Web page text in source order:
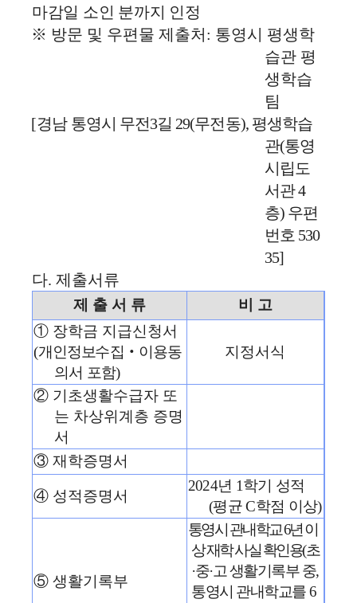
마감일 소인 분까지 인정
※ 방문 및 우편물 제출처 : 통영시 평생학
습관 평
생학습
팀
[경남 통영시 무전3길 29(무전동), 평생학습
관(통영
시립도
서관4
층) 우편
번호 530
35]
다. 제출서류
제 출 서 류
비 고
① 장학금 지급신청서
(개인정보수집 ‧ 이용동
의서 포함)
지정서식
② 기초생활수급자 또
는 차상위계층 증명
서
③ 재학증명서
④ 성적증명서
2024년 1학기 성적
(평균C학점 이상)
⑤ 생활기록부
통영시 관내학교6년 이
상 재학 사실 확인용(초
·중·고 생활기록부 중,
통영시 관내학교를6